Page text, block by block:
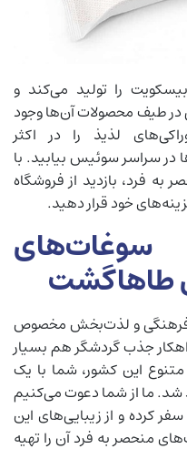
را تولید می‌کند و
طیف محصولات آن‌ها وجود
لذیذ را در اکثر
در سراسر سوئیس بیابید. با
به فرد، بازدید از فروشگاه
سوغات‌های
طاهاگشت
فرهنگی و لذت‌بخش مخصوص
جذب گردشگر هم بسیار
این کشور، شما با یک
شد. ما از شما دعوت می‌کنیم
کرده و از زیبایی‌های این
منحصر به فرد آن را تهیه